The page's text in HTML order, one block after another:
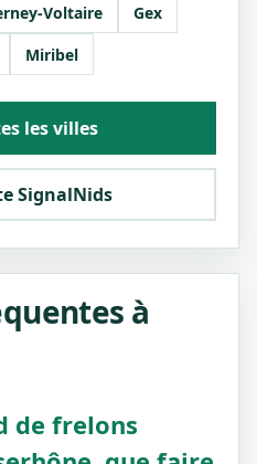
Voltaire
Gex
Miribel
les villes
SignalNids
à
de frelons